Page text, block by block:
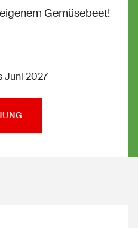
Gemüsebeet!
Juni 2027